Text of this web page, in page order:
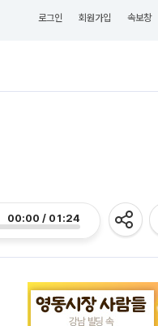
로그인 회원가입 속보창
00:00 / 01:24